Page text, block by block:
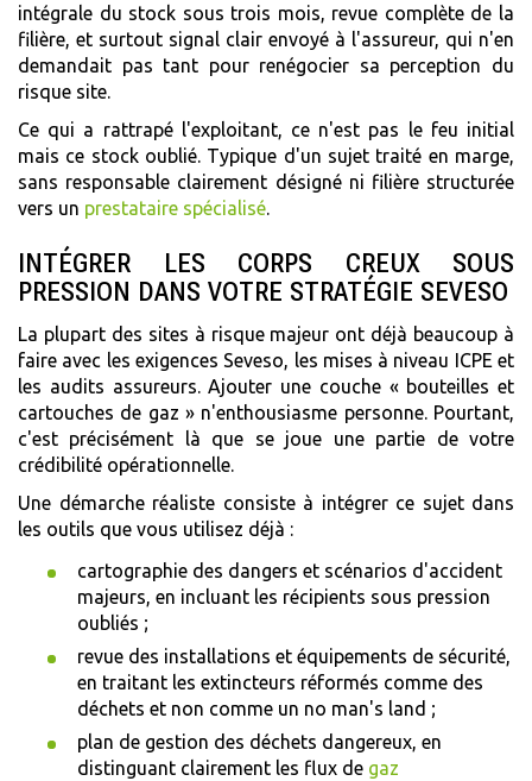
intégrale du stock sous trois mois, revue complète de la
filière, et surtout signal clair envoyé à l'assureur, qui n'en
demandait pas tant pour renégocier sa perception du
risque site.
Ce qui a rattrapé l'exploitant, ce n'est pas le feu initial
mais ce stock oublié. Typique d'un sujet traité en marge,
sans responsable clairement désigné ni filière structurée
vers un prestataire spécialisé.
INTÉGRER LES CORPS CREUX SOUS
PRESSION DANS VOTRE STRATÉGIE SEVESO
La plupart des sites à risque majeur ont déjà beaucoup à
faire avec les exigences Seveso, les mises à niveau ICPE et
les audits assureurs. Ajouter une couche « bouteilles et
cartouches de gaz » n'enthousiasme personne. Pourtant,
c'est précisément là que se joue une partie de votre
crédibilité opérationnelle.
Une démarche réaliste consiste à intégrer ce sujet dans
les outils que vous utilisez déjà :
cartographie des dangers et scénarios d'accident
majeurs, en incluant les récipients sous pression
oubliés ;
revue des installations et équipements de sécurité,
en traitant les extincteurs réformés comme des
déchets et non comme un no man's land ;
plan de gestion des déchets dangereux, en
distinguant clairement les flux de gaz